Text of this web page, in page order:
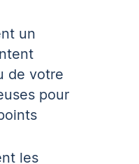
un
de votre
pour
les